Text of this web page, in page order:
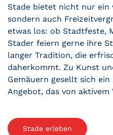
Stade bietet nicht nur ein
sondern auch
etwas los: ob Stadtfeste,
Stader feiern gerne ihre
langer Tradition, die
daherkommt. Zu Kunst
Gemäuern gesellt sich
Angebot, das von
Stade erleben